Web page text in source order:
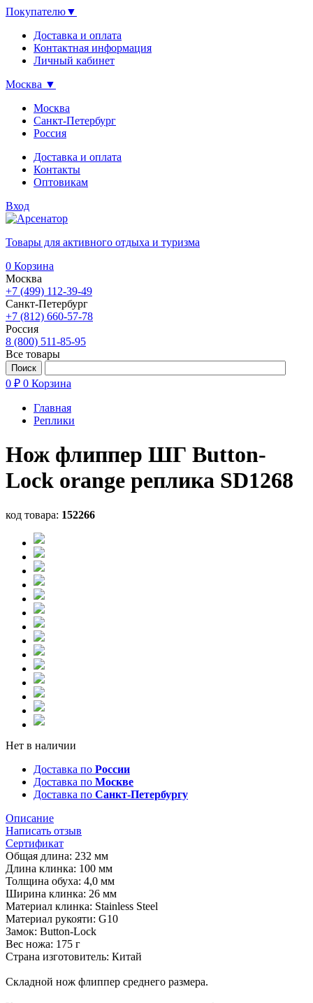
Покупателю▼
Доставка и оплата
Контактная информация
Личный кабинет
Москва ▼
Москва
Санкт-Петербург
Россия
Доставка и оплата
Контакты
Оптовикам
Вход
Товары для активного отдыха и туризма
0 Корзина
Москва
+7 (499) 112-39-49
Санкт-Петербург
+7 (812) 660-57-78
Россия
8 (800) 511-85-95
Все товары
0 ₽ 0 Корзина
Главная
Реплики
Нож флиппер ШГ Button-
Lock orange реплика SD1268
код товара: 152266
Нет в наличии
Доставка по России
Доставка по Москве
Доставка по Санкт-Петербургу
Описание
Написать отзыв
Сертификат
Общая длина: 232 мм
Длина клинка: 100 мм
Толщина обуха: 4,0 мм
Ширина клинка: 26 мм
Материал клинка: Stainless Steel
Материал рукояти: G10
Замок: Button-Lock
Вес ножа: 175 г
Страна изготовитель: Китай
Складной нож флиппер среднего размера.